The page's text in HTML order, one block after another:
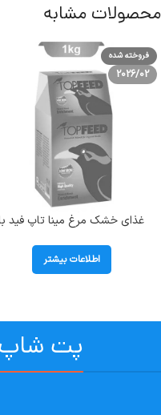
محصولات مشابه
فروخته شده
2026/02
غذای خشک مرغ مینا تاپ فید
کیلوگرم
اطلاعات بیشتر
پت شاپ